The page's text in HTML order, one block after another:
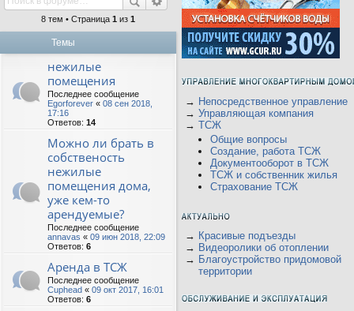
8 тем • Страница 1 из 1
Темы
нежилые
помещения
Последнее сообщение
Egorforever « 08 сен 2018,
17:16
Ответов: 14
Можно ли брать в
собственость
нежилые
помещения дома,
уже кем-то
арендуемые?
Последнее сообщение
annavas « 09 июн 2018, 22:09
Ответов: 6
Аренда в ТСЖ
Последнее сообщение
Cuphead « 09 окт 2017, 16:01
Ответов: 6
→ Непосредственное управление
→ Управляющая компания
→ ТСЖ
Общие вопросы
Создание, работа ТСЖ
Документооборот в ТСЖ
ТСЖ и собственник жилья
Страхование ТСЖ
→ Красивые подъезды
→ Видеоролики об отоплении
→ Благоустройство придомовой
территории